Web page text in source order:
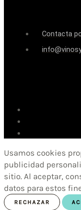
Contacta
Usamos cookies
publicidad
sitio. Al aceptar,
datos para estos
RECHAZAR